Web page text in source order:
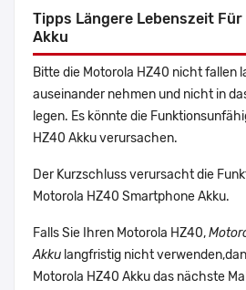
Tipps Längere Lebenszeit
Akku
Bitte die Motorola HZ40 nicht fallen
auseinander nehmen und nicht in
legen. Es könnte die
HZ40 Akku verursachen.
Der Kurzschluss verursacht die
Motorola HZ40 Smartphone Akku.
Falls Sie Ihren Motorola HZ40,
Akku langfristig nicht
Motorola HZ40 Akku das nächste